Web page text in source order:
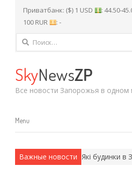
Приватбанк: ($) 1 USD : 44.50-
100 RUR
: -
Найти:
SkyNewsZP
Все новости Запорожья в одном
Menu
Menu
Важные новости
методы. Які будинки в